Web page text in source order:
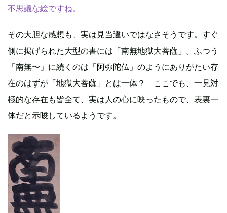
不思議な絵ですね。
その大胆な感想も、実は見当違いではなさそうです。すぐ
側に掲げられた大型の書には「南無地獄大菩薩」。ふつう
「南無〜」に続くのは「阿弥陀仏」のようにありがたい存
在のはずが「地獄大菩薩」とは一体？ ここでも、一見対
極的な存在も皆全て、実は人の心に映ったもので、表裏一
体だと示唆しているようです。